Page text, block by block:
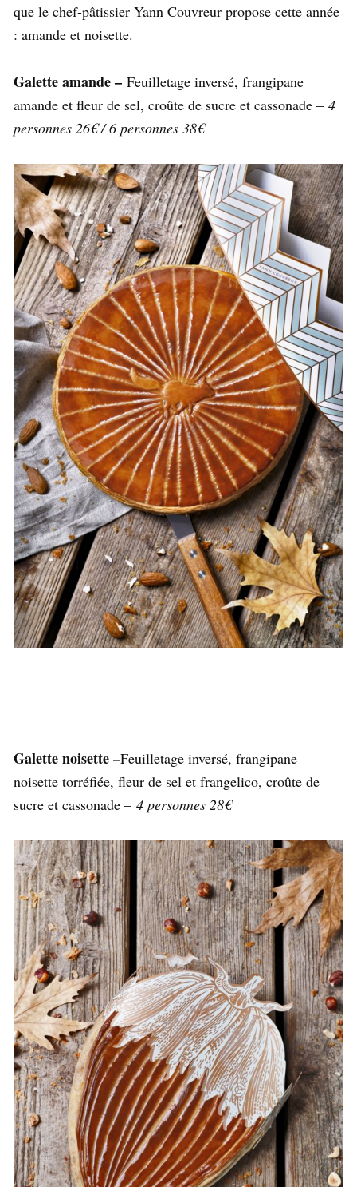
que le chef-pâtissier Yann Couvreur propose cette année
: amande et noisette.
Galette amande – Feuilletage inversé, frangipane
amande et fleur de sel, croûte de sucre et cassonade – 4
personnes 26€ / 6 personnes 38€
Galette noisette –Feuilletage inversé, frangipane
noisette torréfiée, fleur de sel et frangelico, croûte de
sucre et cassonade – 4 personnes 28€